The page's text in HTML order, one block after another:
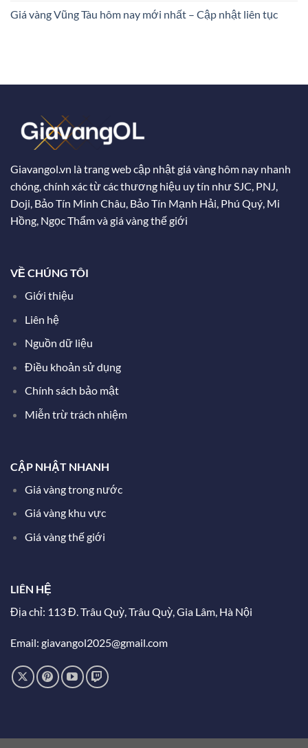
Giá vàng Vũng Tàu hôm nay mới nhất – Cập nhật liên tục
Giavangol.vn là trang web cập nhật giá vàng hôm nay nhanh
chóng, chính xác từ các thương hiệu uy tín như SJC, PNJ,
Doji, Bảo Tín Minh Châu, Bảo Tín Mạnh Hải, Phú Quý, Mi
Hồng, Ngọc Thẩm và giá vàng thế giới
VỀ CHÚNG TÔI
Giới thiệu
Liên hệ
Nguồn dữ liệu
Điều khoản sử dụng
Chính sách bảo mật
Miễn trừ trách nhiệm
CẬP NHẬT NHANH
Giá vàng trong nước
Giá vàng khu vực
Giá vàng thế giới
LIÊN HỆ
Địa chỉ: 113 Đ. Trâu Quỳ, Trâu Quỳ, Gia Lâm, Hà Nội
Email: giavangol2025@gmail.com